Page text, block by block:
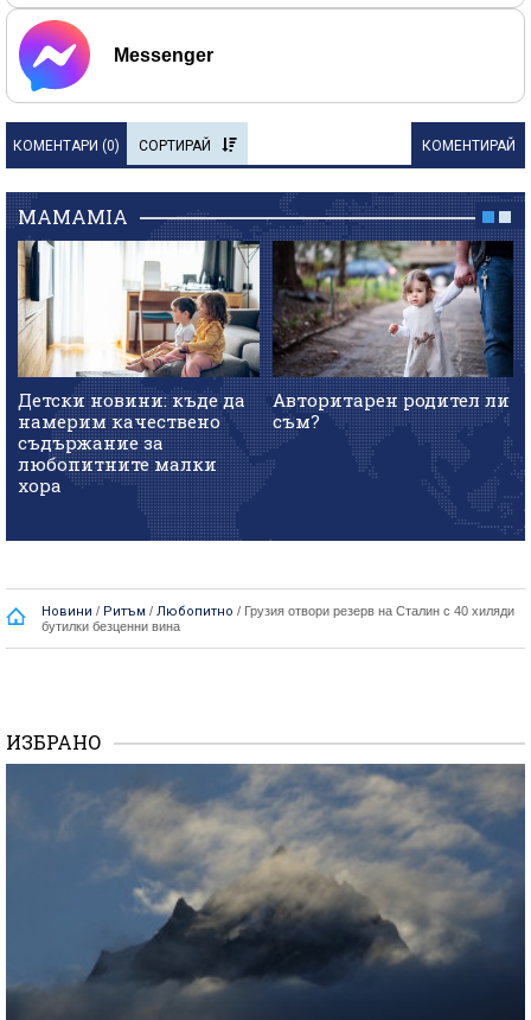
Messenger
КОМЕНТАРИ (0) СОРТИРАЙ КОМЕНТИРАЙ
MAMAMIA
Детски новини: къде да
намерим качествено
съдържание за
любопитните малки
хора
Авторитарен родител ли
съм?
Новини / Ритъм / Любопитно / Грузия отвори резерв на Сталин с 40 хиляди
бутилки безценни вина
ИЗБРАНО